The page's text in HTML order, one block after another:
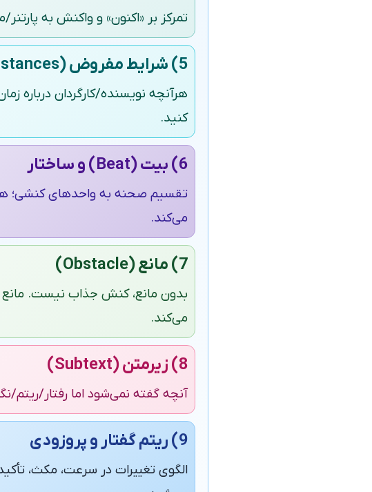
تمرکز بر «اکنون» و واکنش به
5) شرایط مفروض (Given Circumstances)
هرآنچه نویسنده/کارگردان درباره
کنید.
6) بیت (Beat) و ساختار
تقسیم صحنه به واحدهای کنشی؛
می‌کند.
7) مانع (Obstacle)
بدون مانع، کنش جذاب نیست. مانع
می‌کند.
8) زیرمتن (Subtext)
آنچه گفته نمی‌شود اما رفتار/ریتم/
9) ریتم گفتار و پروزودی